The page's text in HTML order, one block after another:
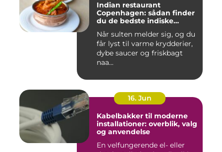
Indian restaurant
Copenhagen: sådan finder
du de bedste indiske
Når sulten melder sig, og du
får lyst til varme krydderier,
dybe saucer og friskbagt
naa...
16. Jun
Kabelbakker til moderne
installationer: overblik, valg
og anvendelse
En velfungerende el- eller